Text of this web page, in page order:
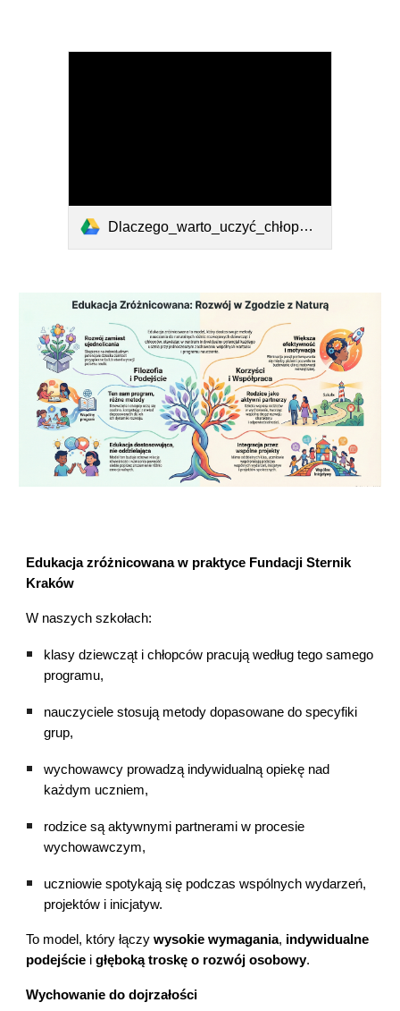
Dlaczego_warto_uczyć_chłopców_i_dziewczynki_osobno.mp3
Edukacja zróżnicowana w praktyce Fundacji Sternik
Kraków
W naszych szkołach:
klasy dziewcząt i chłopców pracują według tego samego
programu,
nauczyciele stosują metody dopasowane do specyfiki
grup,
wychowawcy prowadzą indywidualną opiekę nad
każdym uczniem,
rodzice są aktywnymi partnerami w procesie
wychowawczym,
uczniowie spotykają się podczas wspólnych wydarzeń,
projektów i inicjatyw.
To model, który łączywysokie wymagania, indywidualne
podejście igłęboką troskę o rozwój osobowy.
Wychowanie do dojrzałości